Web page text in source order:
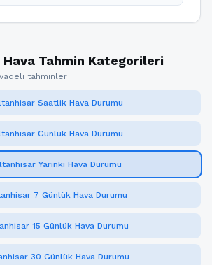
Tahmin Kategorileri
vadeli tahminler
Saatlik Hava Durumu
Günlük Hava Durumu
Yarınki Hava Durumu
7 Günlük Hava Durumu
15 Günlük Hava Durumu
30 Günlük Hava Durumu